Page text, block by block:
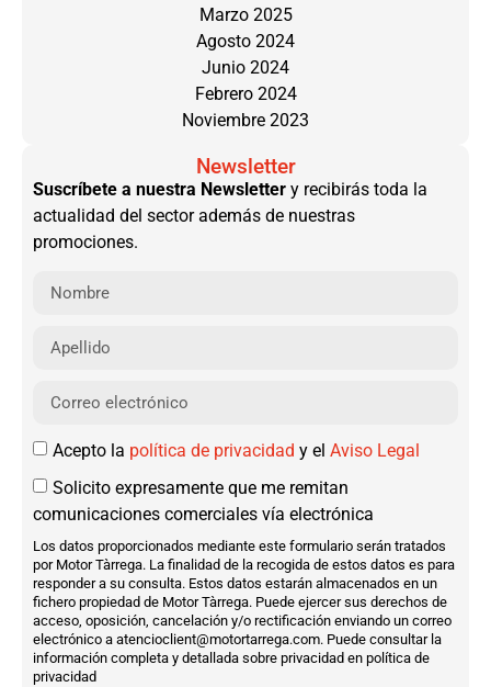
Marzo 2025
Agosto 2024
Junio 2024
Febrero 2024
Noviembre 2023
Newsletter
Suscríbete a nuestra Newsletter y recibirás toda la
actualidad del sector además de nuestras
promociones.
Acepto la política de privacidad y el Aviso Legal
Solicito expresamente que me remitan
comunicaciones comerciales vía electrónica
Los datos proporcionados mediante este formulario serán tratados
por Motor Tàrrega. La finalidad de la recogida de estos datos es para
responder a su consulta. Estos datos estarán almacenados en un
fichero propiedad de Motor Tàrrega. Puede ejercer sus derechos de
acceso, oposición, cancelación y/o rectificación enviando un correo
electrónico a atencioclient@motortarrega.com. Puede consultar la
información completa y detallada sobre privacidad en política de
privacidad